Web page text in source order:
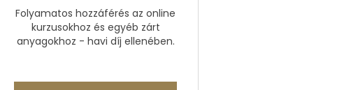
Folyamatos hozzáférés az online
kurzusokhoz és egyéb zárt
anyagokhoz - havi díj ellenében.